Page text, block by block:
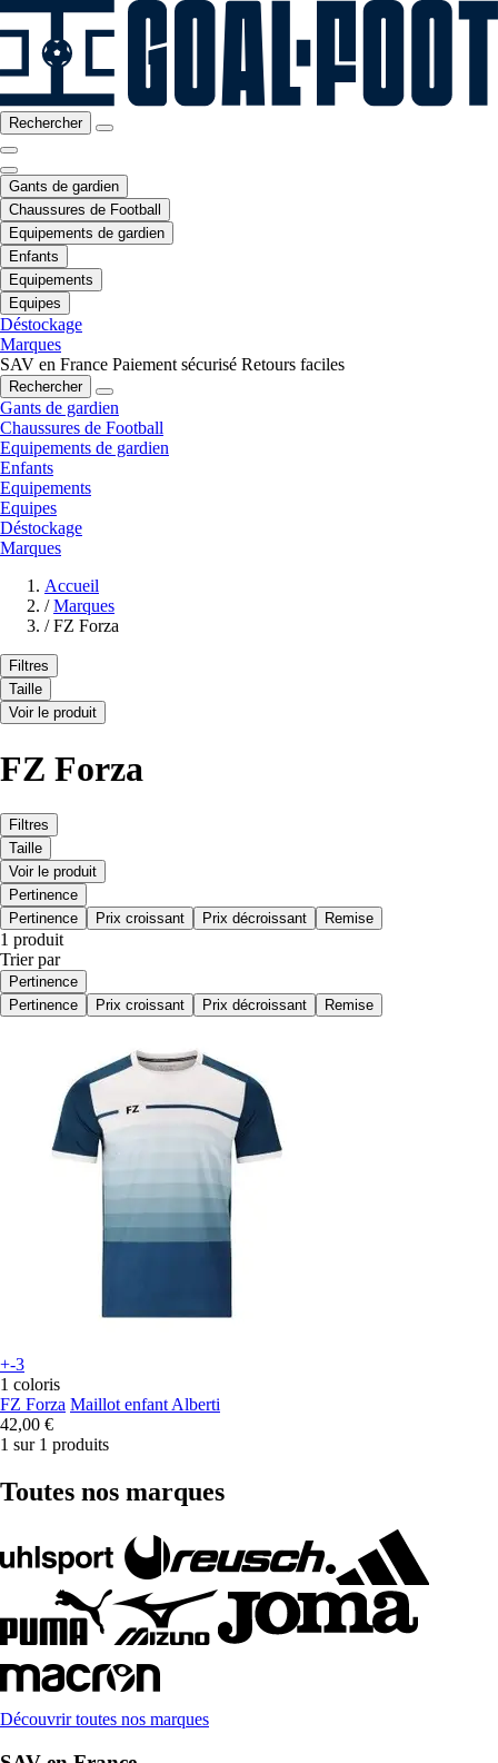
Rechercher
Gants de gardien
Chaussures de Football
Equipements de gardien
Enfants
Equipements
Equipes
Déstockage
Marques
SAV en France Paiement sécurisé Retours faciles
Rechercher
Gants de gardien
Chaussures de Football
Equipements de gardien
Enfants
Equipements
Equipes
Déstockage
Marques
Accueil
/ Marques
/ FZ Forza
Filtres
Taille
Voir le produit
FZ Forza
Filtres
Taille
Voir le produit
Pertinence
Pertinence
Prix croissant Prix décroissant Remise
1 produit
Trier par
Pertinence
Pertinence
Prix croissant Prix décroissant Remise
+-3
1 coloris
FZ Forza Maillot enfant Alberti
42,00 €
1 sur 1 produits
Toutes nos marques
Découvrir toutes nos marques